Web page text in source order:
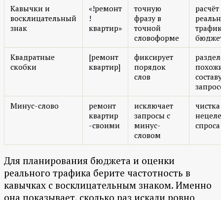
Кавычки и
восклицательный
знак
«!ремонт
!
квартир»
точную
фразу в
точной
словоформе
расчёт
Квадратные
скобки
[ремонт
квартир]
фиксирует
порядок
слов
Минус-слово
ремонт
квартир
-своими
исключает
запросы с
минус-
словом
спроса
Для планирования бюджета и оценки
реального трафика берите частотность в
кавычках с восклицательным знаком. Именно
она показывает, сколько раз искали ровно